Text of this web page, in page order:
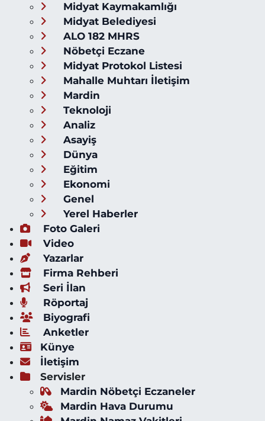
Midyat Kaymakamlığı
Midyat Belediyesi
ALO 182 MHRS
Nöbetçi Eczane
Midyat Protokol Listesi
Mahalle Muhtarı İletişim
Mardin
Teknoloji
Analiz
Asayiş
Dünya
Eğitim
Ekonomi
Genel
Yerel Haberler
Foto Galeri
Video
Yazarlar
Firma Rehberi
Seri İlan
Röportaj
Biyografi
Anketler
Künye
İletişim
Servisler
Mardin Nöbetçi Eczaneler
Mardin Hava Durumu